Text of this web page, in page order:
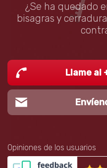
¿Se ha quedado
bisagras y
Llame al
Opiniones de los usuarios